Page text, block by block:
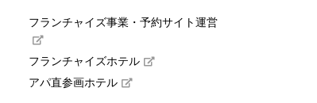
フランチャイズ事業・予約サイト運営
フランチャイズホテル
アパ直参画ホテル